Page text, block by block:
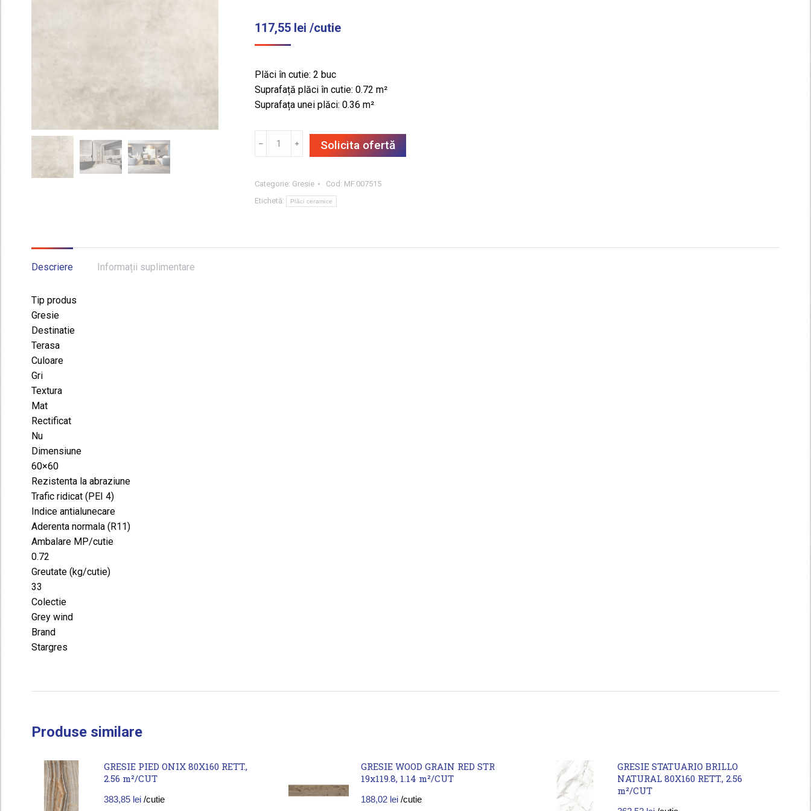
117,55 lei /cutie
Plăci în cutie: 2 buc
Suprafață plăci în cutie: 0.72 m²
Suprafața unei plăci: 0.36 m²
Cantitate
GREY
WIND
﹣ ﹢ Solicita ofertă
Categorie: Gresie Cod: MF.007515
Etichetă:
Plăci ceramice
Descriere Informații suplimentare
Tip produs
Gresie
Destinatie
Terasa
Culoare
Gri
Textura
Mat
Rectificat
Nu
Dimensiune
60×60
Rezistenta la abraziune
Trafic ridicat (PEI 4)
Indice antialunecare
Aderenta normala (R11)
Ambalare MP/cutie
0.72
Greutate (kg/cutie)
33
Colectie
Grey wind
Brand
Stargres
Produse similare
GRESIE PIED ONIX 80X160 RETT.,
2.56 m²/CUT
383,85 lei /cutie
GRESIE WOOD GRAIN RED STR
19x119.8, 1.14 m²/CUT
188,02 lei /cutie
GRESIE STATUARIO BRILLO
NATURAL 80X160 RETT., 2.56
m²/CUT